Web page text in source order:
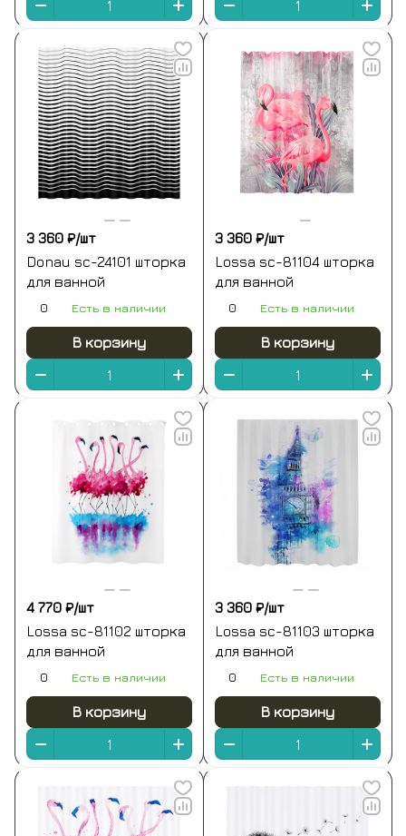
3 360 ₽/шт
Donau sc-24101 шторка
для ванной
0 Есть в наличии
В корзину
3 360 ₽/шт
Lossa sc-81104 шторка
для ванной
0 Есть в наличии
В корзину
4 770 ₽/шт
Lossa sc-81102 шторка
для ванной
0 Есть в наличии
В корзину
3 360 ₽/шт
Lossa sc-81103 шторка
для ванной
0 Есть в наличии
В корзину